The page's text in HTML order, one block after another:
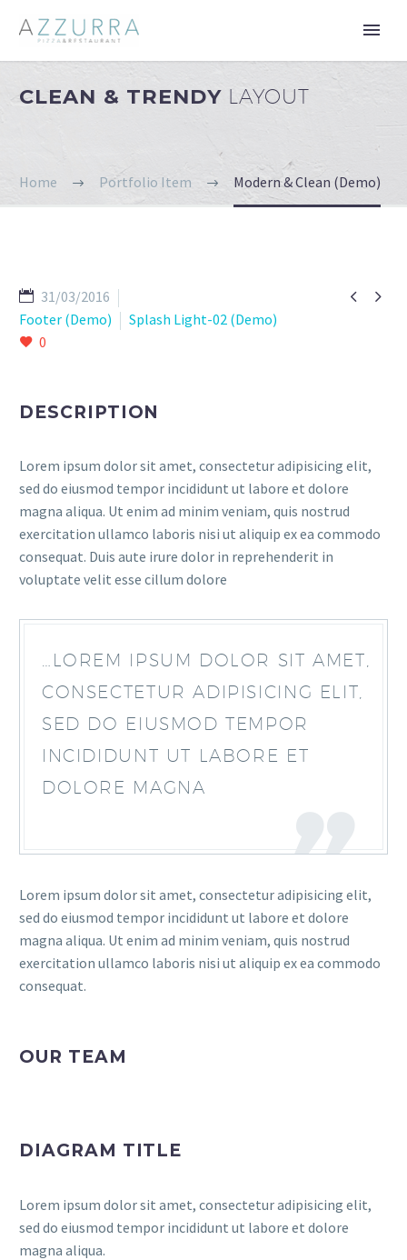
CLEAN & TRENDY LAYOUT
Home Portfolio Item Modern & Clean (Demo)
 
31/03/2016
Footer (Demo)
Splash Light-02 (Demo)
0
DESCRIPTION
Lorem ipsum dolor sit amet, consectetur adipisicing elit,
sed do eiusmod tempor incididunt ut labore et dolore
magna aliqua. Ut enim ad minim veniam, quis nostrud
exercitation ullamco laboris nisi ut aliquip ex ea commodo
consequat. Duis aute irure dolor in reprehenderit in
voluptate velit esse cillum dolore
…LOREM IPSUM DOLOR SIT AMET,
CONSECTETUR ADIPISICING ELIT,
SED DO EIUSMOD TEMPOR
INCIDIDUNT UT LABORE ET
DOLORE MAGNA
Lorem ipsum dolor sit amet, consectetur adipisicing elit,
sed do eiusmod tempor incididunt ut labore et dolore
magna aliqua. Ut enim ad minim veniam, quis nostrud
exercitation ullamco laboris nisi ut aliquip ex ea commodo
consequat.
OUR TEAM
DIAGRAM TITLE
Lorem ipsum dolor sit amet, consectetur adipisicing elit,
sed do eiusmod tempor incididunt ut labore et dolore
magna aliqua.